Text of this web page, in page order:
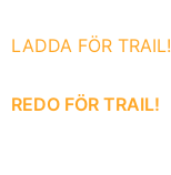
LADDA FÖR TRAIL!
REDO FÖR TRAIL!